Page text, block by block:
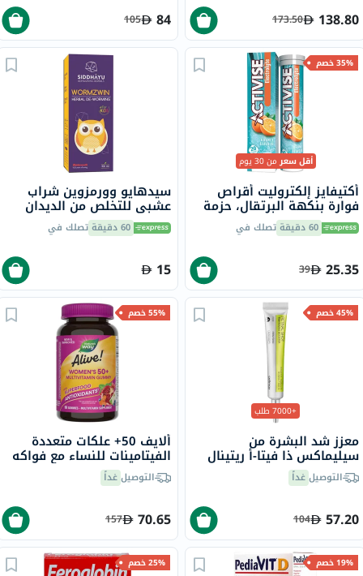
138.80
173.50
84
105
35% خصم
أقل سعرمن 30 يوم
أكتيفايز إلكتروليت أقراص
فوارة بنكهة البرتقال، حزمة
من 20 60 دقيقة تصلك في
25.35
39
سيدهايو وورمزوين شراب
عشبي للتخلص من الديدان
بنكهة الفاكهة للأطفال 150
مل 60 دقيقة تصلك في
15
45% خصم
+7000 طلب
معزز شد البشرة من
سيليماكس ذا فيتا-أ ريتينال
شوت، 15 مل
التوصيلغداً
57.20
104
55% خصم
ألايف 50+ علكات متعددة
الفيتامينات للنساء مع فواكه
البستان وخضروات الحديقة،
حزمة من 60 قطعة
التوصيلغداً
70.65
157
19% خصم 25% خصم